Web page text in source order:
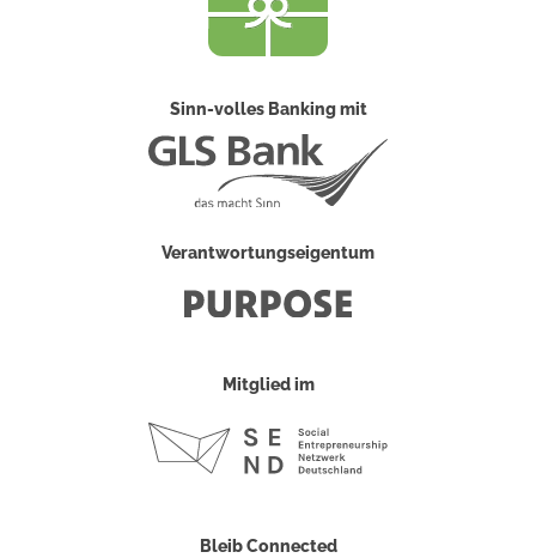
Sinn-volles Banking mit
Verantwortungseigentum
Mitglied im
Bleib Connected